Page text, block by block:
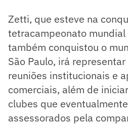
Zetti, que esteve na
tetracampeonato mundial
também conquistou o
São Paulo, irá
reuniões institucionais e
comerciais, além de
clubes que
assessorados pela